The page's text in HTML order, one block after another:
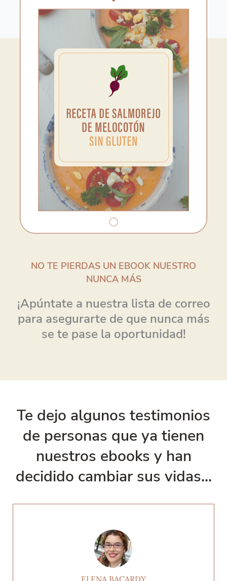
NO TE PIERDAS UN EBOOK NUESTRO
NUNCA MÁS
¡Apúntate a nuestra lista de correo
para asegurarte de que nunca más
se te pase la oportunidad!
Te dejo algunos testimonios
de personas que ya tienen
nuestros ebooks y han
decidido cambiar sus vidas...
ELENA BACARDY